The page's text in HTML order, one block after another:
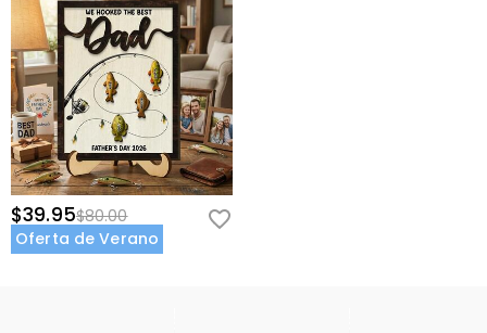
$39.95$80.00
Oferta de Verano